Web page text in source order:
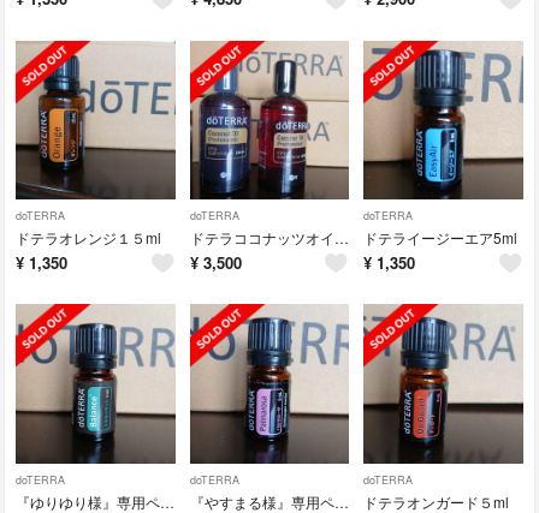
doTERRA
ドテラオレンジ１５ml
¥ 1,350
doTERRA
ドテラココナッツオイル１５ml 2本セット！！
¥ 3,500
doTERRA
ドテライージーエア5ml
¥ 1,350
doTERRA
『ゆりゆり様』専用ページ！！ ドテラバランス５ml
doTERRA
『やすまる様』専用ページ！！ ドテラパルマローザ ５ml
doTERRA
ドテラオンガード５ml